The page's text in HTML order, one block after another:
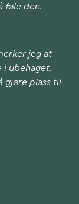
føle den.
jeg at
i ubehaget,
gjøre plass til